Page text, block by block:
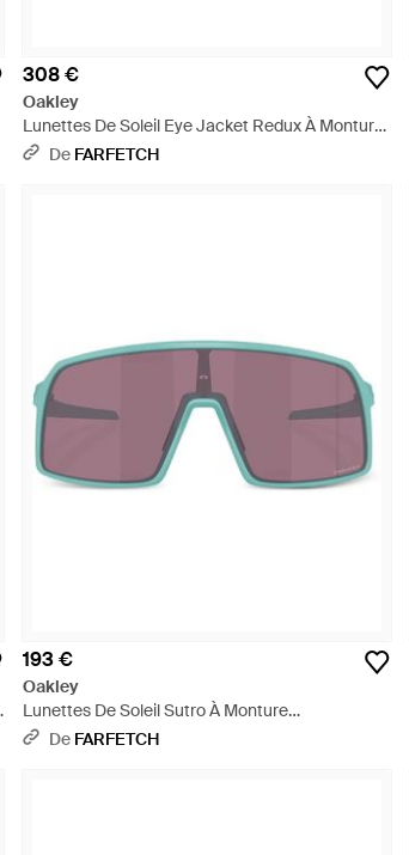
308 €
Oakley
Lunettes De Soleil Eye Jacket Redux À Monture
Ovale - Rose
De FARFETCH
193 €
Oakley
Lunettes De Soleil Sutro À Monture
Géométrique - Violet
De FARFETCH